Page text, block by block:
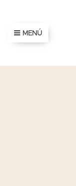
MENÚ